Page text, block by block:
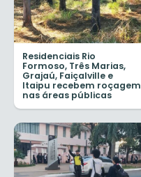
Residenciais Rio
Formoso, Três Marias,
Grajaú, Faiçalville e
Itaipu recebem roçagem
nas áreas públicas